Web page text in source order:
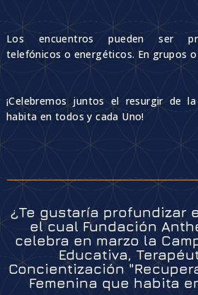
Los encuentros pueden ser
telefónicos o energéticos. En grupos
¡Celebremos juntos el resurgir de
habita en todos y cada Uno!
¿Te gustaría profundizar
el cual Fundación
celebra en marzo la
Educativa,
Concientización
Femenina que habita